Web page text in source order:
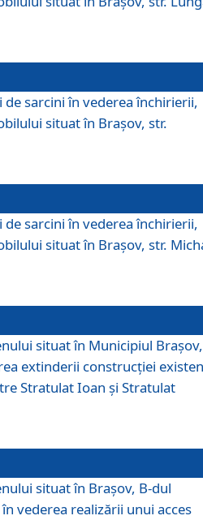
sarcini în vederea închirierii,
situat în Braşov, str.
sarcini în vederea închirierii,
situat în Braşov, str.
situat în Municipiul
extinderii construcţiei
Stratulat Ioan şi Stratulat
situat în Braşov, B-dul
vederea realizării unui acces